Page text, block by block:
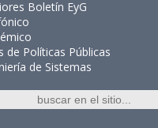
Boletín EyG
de Políticas Públicas
de Sistemas